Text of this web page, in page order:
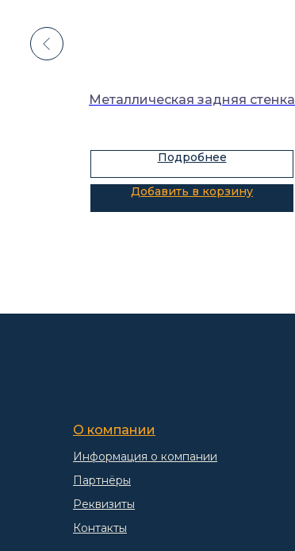
Металлическая задняя стенка
Подробнее
Добавить в корзину
О компании
Партнёры
Информация о компании
Реквизиты
Контакты